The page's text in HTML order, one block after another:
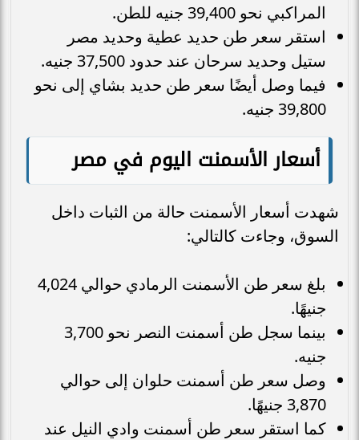
المراكبي نحو 39,400 جنيه للطن.
استقر سعر طن حديد عطية وحديد مصر
ستيل وحديد سرحان عند حدود 37,500 جنيه.
فيما وصل أيضًا سعر طن حديد بشاي إلى نحو
39,800 جنيه.
أسعار الأسمنت اليوم في مصر
شهدت أسعار الأسمنت حالة من الثبات داخل
السوق، وجاءت كالتالي:
بلغ سعر طن الأسمنت الرمادي حوالي 4,024
جنيهًا.
بينما سجل طن أسمنت النصر نحو 3,700
جنيه.
وصل سعر طن أسمنت حلوان إلى حوالي
3,870 جنيهًا.
كما استقر سعر طن أسمنت وادي النيل عند